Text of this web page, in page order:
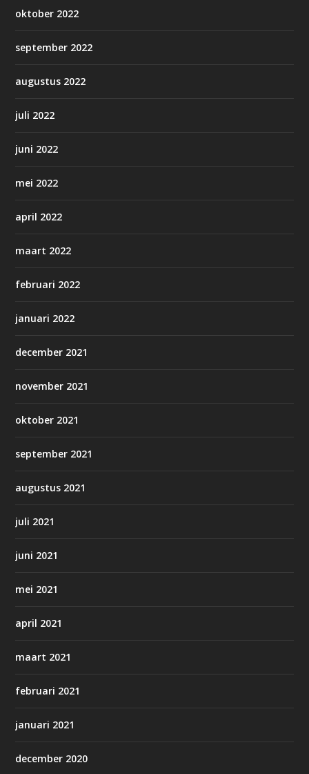
oktober 2022
september 2022
augustus 2022
juli 2022
juni 2022
mei 2022
april 2022
maart 2022
februari 2022
januari 2022
december 2021
november 2021
oktober 2021
september 2021
augustus 2021
juli 2021
juni 2021
mei 2021
april 2021
maart 2021
februari 2021
januari 2021
december 2020